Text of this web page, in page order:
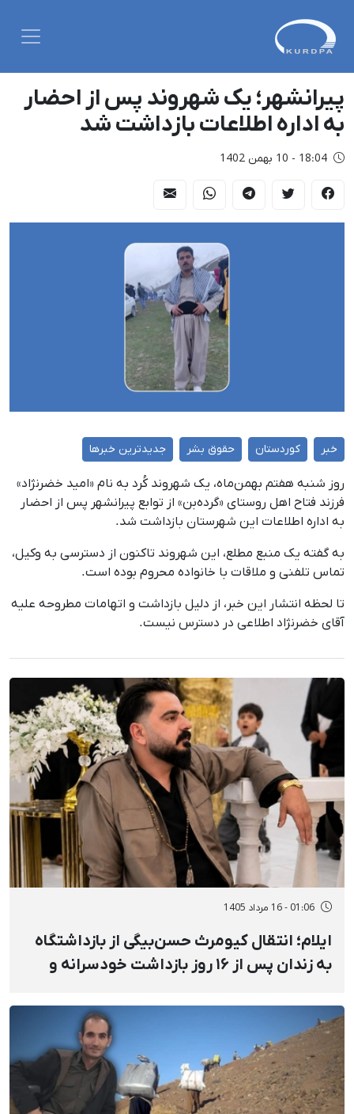
پیرانشهر؛ یک شهروند پس از احضار
به اداره اطلاعات بازداشت شد
18:04 - 10 بهمن 1402
خبر کوردستان حقوق بشر جدیدترین خبرها
روز شنبه هفتم بهمن‌ماه، یک شهروند کُرد به نام «امید خضرنژاد»
فرزند فتاح اهل روستای «گرده‌بن» از توابع پیرانشهر پس از احضار
به اداره اطلاعات این شهرستان بازداشت شد.
به گفته یک منبع مطلع، این شهروند تاکنون از دسترسی به وکیل،
تماس تلفنی و ملاقات با خانواده محروم بوده است.
تا لحظه انتشار این خبر، از دلیل بازداشت و اتهامات مطروحه علیه
آقای خضرنژاد اطلاعی در دسترس نیست.
01:06 - 16 مرداد 1405
ایلام؛ انتقال کیومرث حسن‌بیگی از بازداشتگاه
به زندان پس از ۱۶ روز بازداشت خودسرانه و